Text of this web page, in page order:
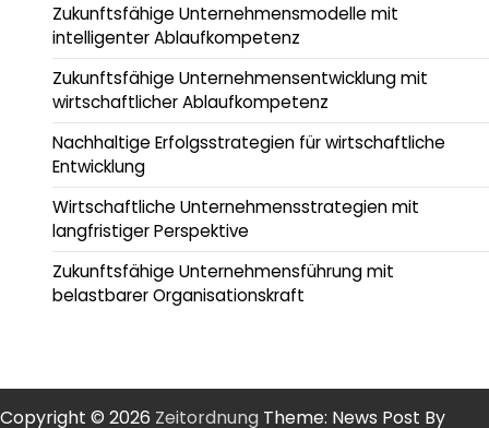
Zukunftsfähige Unternehmensmodelle mit
intelligenter Ablaufkompetenz
Zukunftsfähige Unternehmensentwicklung mit
wirtschaftlicher Ablaufkompetenz
Nachhaltige Erfolgsstrategien für wirtschaftliche
Entwicklung
Wirtschaftliche Unternehmensstrategien mit
langfristiger Perspektive
Zukunftsfähige Unternehmensführung mit
belastbarer Organisationskraft
Copyright © 2026 Zeitordnung Theme: News Post By